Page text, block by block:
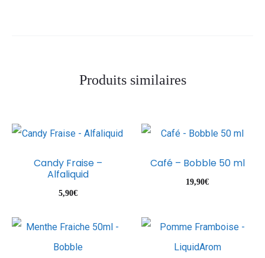
Produits similaires
Candy Fraise –
Alfaliquid
5,90€
Café – Bobble 50 ml
19,90€